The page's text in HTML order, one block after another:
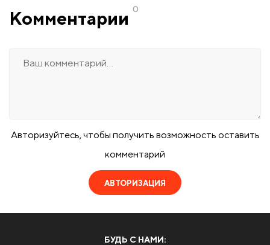
Комментарии 0
Авторизуйтесь, чтобы получить возможность оставить
комментарий
АВТОРИЗАЦИЯ
БУДЬ С НАМИ: